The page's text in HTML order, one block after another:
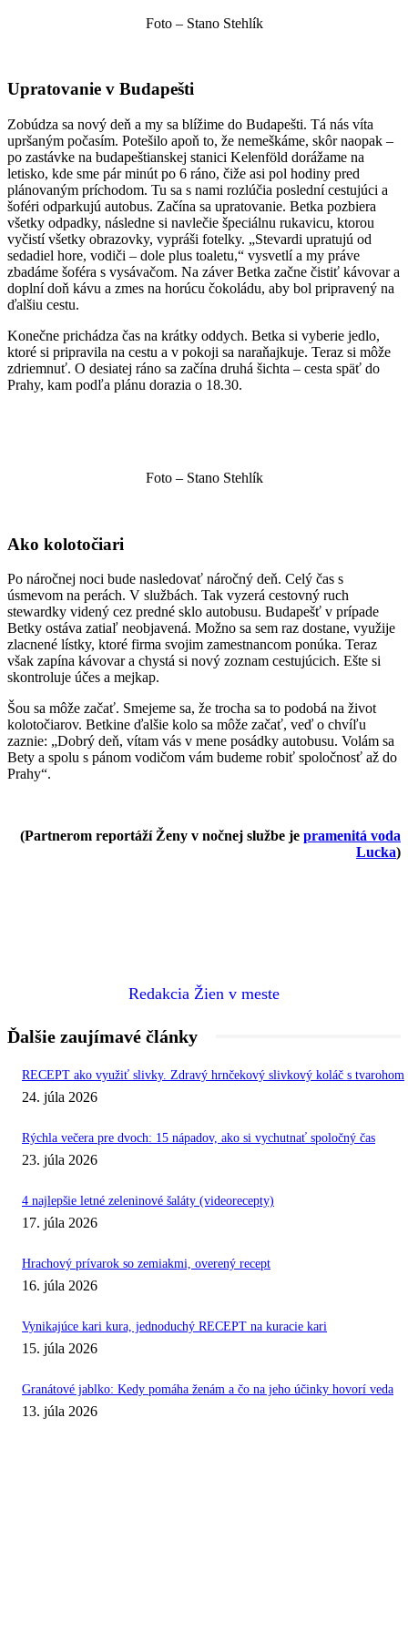
Foto – Stano Stehlík
Upratovanie v Budapešti
Zobúdza sa nový deň a my sa blížime do Budapešti. Tá nás víta
upršaným počasím. Potešilo apoň to, že nemeškáme, skôr naopak –
po zastávke na budapeštianskej stanici Kelenföld dorážame na
letisko, kde sme pár minút po 6 ráno, čiže asi pol hodiny pred
plánovaným príchodom. Tu sa s nami rozlúčia poslední cestujúci a
šoféri odparkujú autobus. Začína sa upratovanie. Betka pozbiera
všetky odpadky, následne si navlečie špeciálnu rukavicu, ktorou
vyčistí všetky obrazovky, vypráši fotelky. „Stevardi upratujú od
sedadiel hore, vodiči – dole plus toaletu,“ vysvetlí a my práve
zbadáme šoféra s vysávačom. Na záver Betka začne čistiť kávovar a
doplní doň kávu a zmes na horúcu čokoládu, aby bol pripravený na
ďalšiu cestu.
Konečne prichádza čas na krátky oddych. Betka si vyberie jedlo,
ktoré si pripravila na cestu a v pokoji sa naraňajkuje. Teraz si môže
zdriemnuť. O desiatej ráno sa začína druhá šichta – cesta späť do
Prahy, kam podľa plánu dorazia o 18.30.
Foto – Stano Stehlík
Ako kolotočiari
Po náročnej noci bude nasledovať náročný deň. Celý čas s
úsmevom na perách. V službách. Tak vyzerá cestovný ruch
stewardky videný cez predné sklo autobusu. Budapešť v prípade
Betky ostáva zatiaľ neobjavená. Možno sa sem raz dostane, využije
zlacnené lístky, ktoré firma svojim zamestnancom ponúka. Teraz
však zapína kávovar a chystá si nový zoznam cestujúcich. Ešte si
skontroluje účes a mejkap.
Šou sa môže začať. Smejeme sa, že trocha sa to podobá na život
kolotočiarov. Betkine ďalšie kolo sa môže začať, veď o chvíľu
zaznie: „Dobrý deň, vítam vás v mene posádky autobusu. Volám sa
Bety a spolu s pánom vodičom vám budeme robiť spoločnosť až do
Prahy“.
(Partnerom reportáží Ženy v nočnej službe je pramenitá voda
Lucka)
Redakcia Žien v meste
Ďalšie zaujímavé články
RECEPT ako využiť slivky. Zdravý hrnčekový slivkový koláč s tvarohom
24. júla 2026
Rýchla večera pre dvoch: 15 nápadov, ako si vychutnať spoločný čas
23. júla 2026
4 najlepšie letné zeleninové šaláty (videorecepty)
17. júla 2026
Hrachový prívarok so zemiakmi, overený recept
16. júla 2026
Vynikajúce kari kura, jednoduchý RECEPT na kuracie kari
15. júla 2026
Granátové jablko: Kedy pomáha ženám a čo na jeho účinky hovorí veda
13. júla 2026